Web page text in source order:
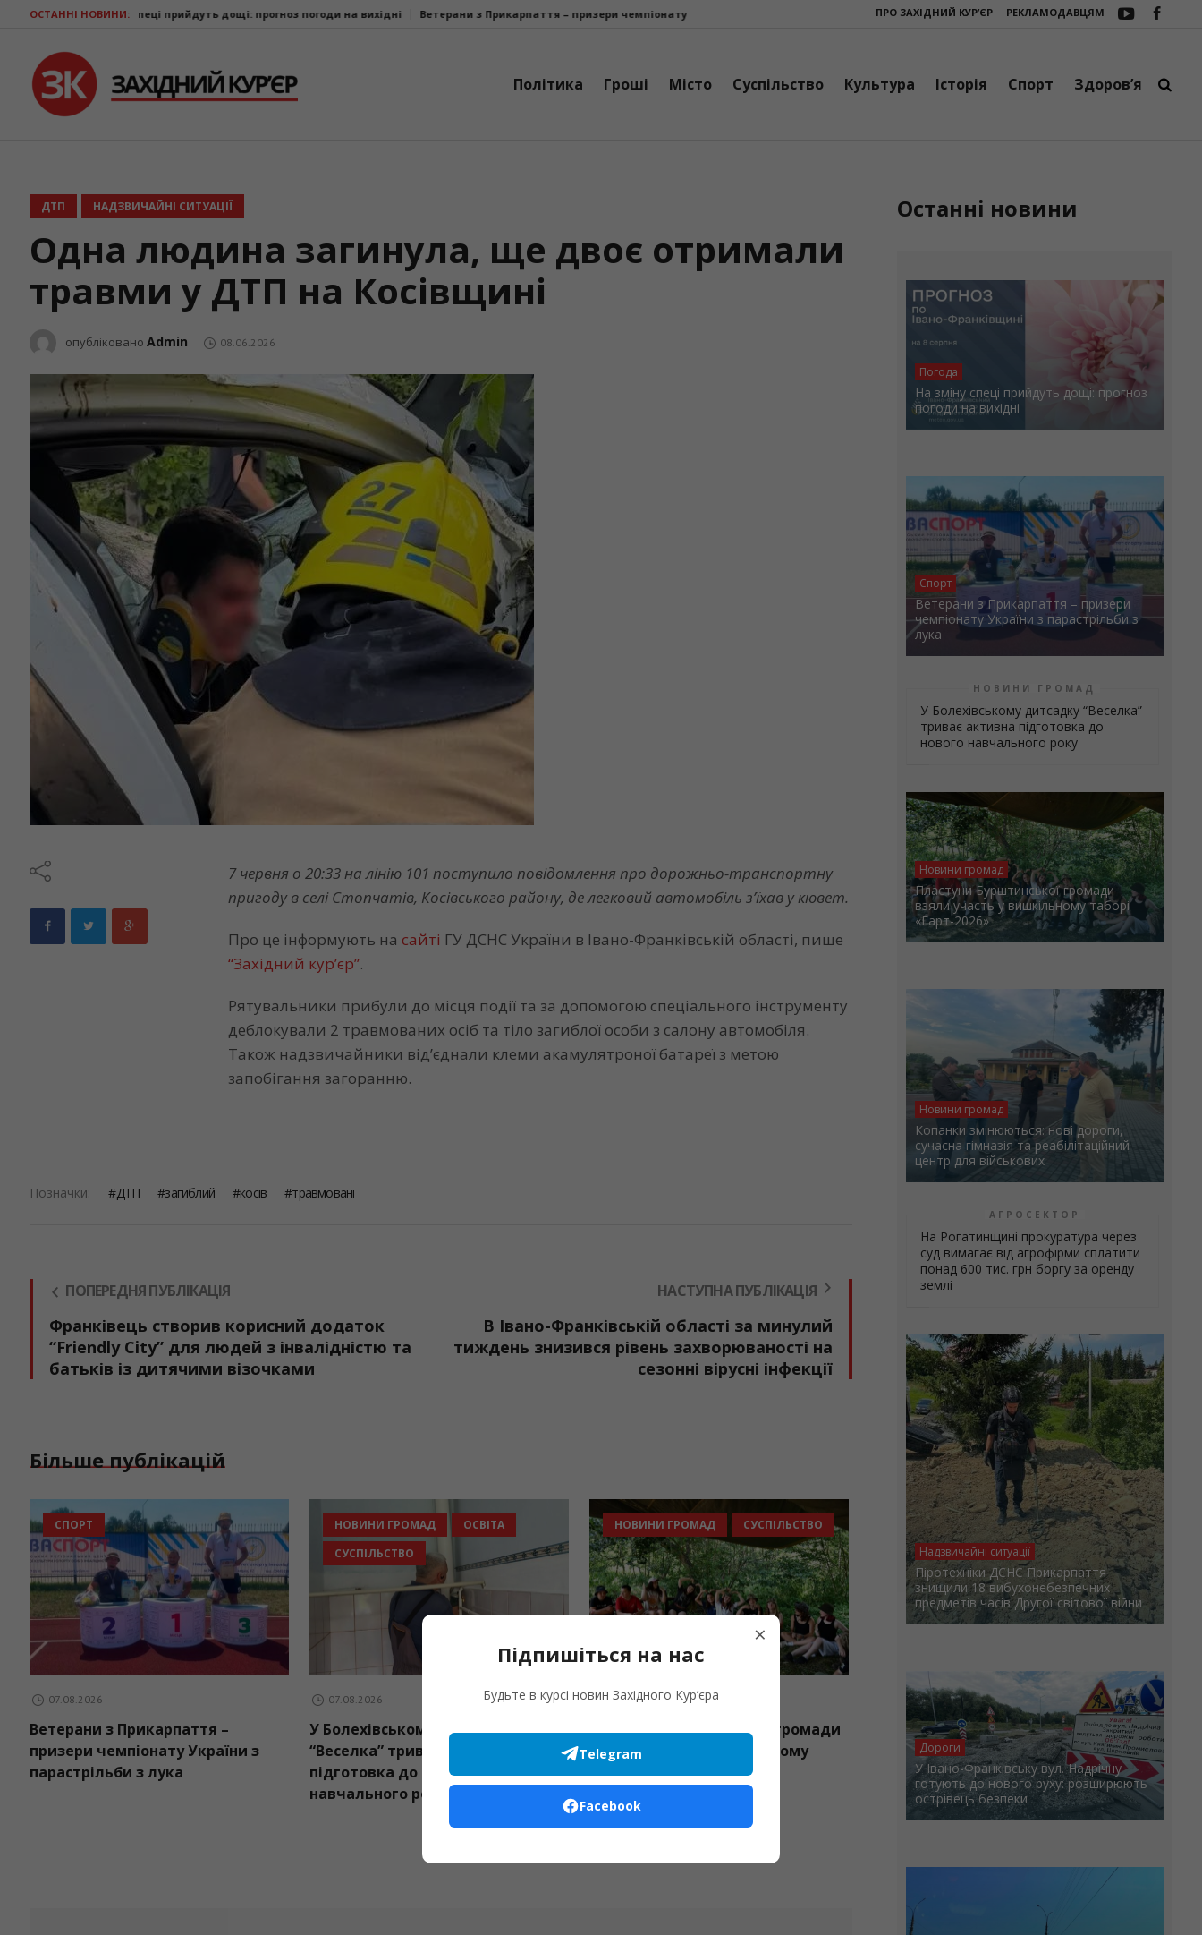
ПРО ЗАХІДНИЙ КУР’ЄР РЕКЛАМОДАВЦЯМ
ОСТАННІ НОВИНИ:
спеці прийдуть дощі: прогноз погоди на вихідні Ветерани з Прикарпаття – призери чемпіонату України з парастрільби з лука У Болехівському дитсадку “Веселка” триває активна підготовка до нового
Політика Гроші Місто Суспільство Культура Історія Спорт Здоров’я
ДТП НАДЗВИЧАЙНІ СИТУАЦІЇ
Одна людина загинула, ще двоє отримали
травми у ДТП на Косівщині
опублікованоAdmin 08.06.2026
7 червня о 20:33 на лінію 101 поступило повідомлення про дорожньо-транспортну
пригоду в селі Стопчатів, Косівського району, де легковий автомобіль зʼїхав у кювет.
Про це інформують насайті ГУ ДСНС України в Івано-Франківській області, пише
“Західний кур’єр”.
Рятувальники прибули до місця події та за допомогою спеціального інструменту
деблокували 2 травмованих осіб та тіло загиблої особи з салону автомобіля.
Також надзвичайники від’єднали клеми акамулятроної батареї з метою
запобігання загоранню.
Позначки: ДТП загиблий косів травмовані
ПОПЕРЕДНЯ ПУБЛІКАЦІЯ
Франківець створив корисний додаток
“Friendly City” для людей з інвалідністю та
батьків із дитячими візочками
НАСТУПНА ПУБЛІКАЦІЯ
В Івано-Франківській області за минулий
тиждень знизився рівень захворюваності на
сезонні вірусні інфекції
Більше публікацій
дощі:
СПОРТ
Ветерани з Прикарпаття –
призери чемпіонату України з
парастрільби з лука
НОВИНИ ГРОМАД
ОСВІТА
СУСПІЛЬСТВО
07.08.2026
У Болехівському дитсадку
“Веселка” триває активна
підготовка до нового
навчального року
НОВИНИ ГРОМАД СУСПІЛЬСТВО
Пластуни Бурштинської громади
взяли участь у вишкільному
таборі «Гарт-2026»
Останні новини
Погода
На зміну спеці прийдуть дощі: прогноз
погоди на вихідні
Спорт
Ветерани з Прикарпаття – призери
чемпіонату України з парастрільби з
лука
НОВИНИ ГРОМАД
У Болехівському дитсадку “Веселка”
триває активна підготовка до
нового навчального року
Новини громад
Пластуни Бурштинської громади
взяли участь у вишкільному таборі
«Гарт-2026»
Новини громад
Копанки змінюються: нові дороги,
сучасна гімназія та реабілітаційний
центр для військових
АГРОСЕКТОР
На Рогатинщині прокуратура через
суд вимагає від агрофірми сплатити
понад 600 тис. грн боргу за оренду
землі
Надзвичайні ситуації
Піротехніки ДСНС Прикарпаття
знищили 18 вибухонебезпечних
предметів часів Другої світової війни
Дороги
У Івано-Франківську вул. Надрічну
готують до нового руху: розширюють
острівець безпеки
×
Підпишіться на нас
Будьте в курсі новин Західного Кур’єра
Telegram
Facebook